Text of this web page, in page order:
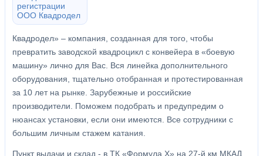
Квадродел» – компания, созданная для того, чтобы
превратить заводской квадроцикл с конвейера в «боевую
машину» лично для Вас. Вся линейка дополнительного
оборудования, тщательно отобранная и протестированная
за 10 лет на рынке. Зарубежные и российские
производители. Поможем подобрать и предупредим о
нюансах установки, если они имеются. Все сотрудники с
большим личным стажем катания.
Пункт выдачи и склад - в ТК «Формула X» на 27-й км МКАД